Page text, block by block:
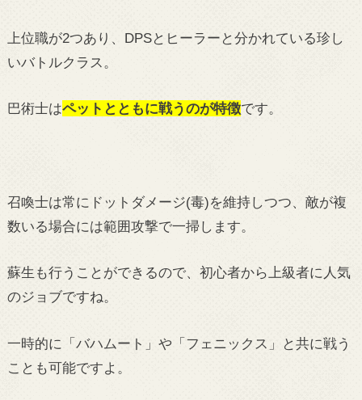
上位職が2つあり、DPSとヒーラーと分かれている珍し
いバトルクラス。
巴術士はペットとともに戦うのが特徴です。
召喚士は常にドットダメージ(毒)を維持しつつ、敵が複
数いる場合には範囲攻撃で一掃します。
蘇生も行うことができるので、初心者から上級者に人気
のジョブですね。
一時的に「バハムート」や「フェニックス」と共に戦う
ことも可能ですよ。